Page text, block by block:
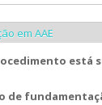
em AAE
está
de